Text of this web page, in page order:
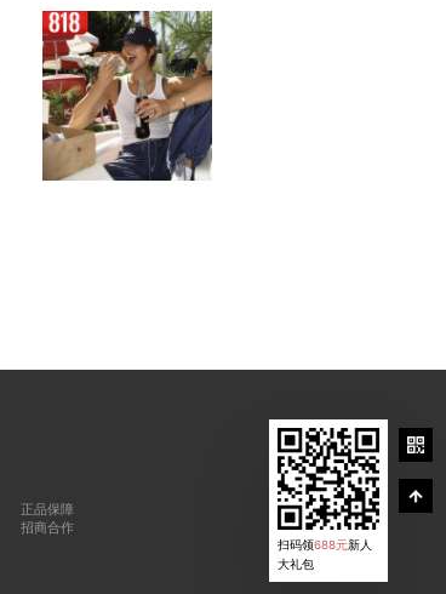
扫码领688元新人
大礼包
正品保障
招商合作